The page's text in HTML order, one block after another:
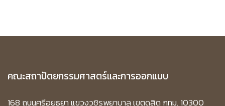
คณะสถาปัตยกรรมศาสตร์และการออกแบบ
168 ถนนศรีอยุธยา แขวงวชิรพยาบาล เขตดุสิต กทม. 10300